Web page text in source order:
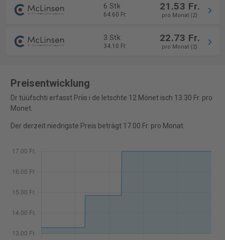
6 Stk
64.60 Fr.
21.53 Fr.
pro Monat (2)
3 Stk
34.10 Fr.
22.73 Fr.
pro Monat (2)
Preisentwicklung
Dr tüüfschti erfasst Priis i de letschte 12 Mönet isch 13.30 Fr. pro
Monet.
Der derzeit niedrigste Preis beträgt 17.00 Fr. pro Monat.